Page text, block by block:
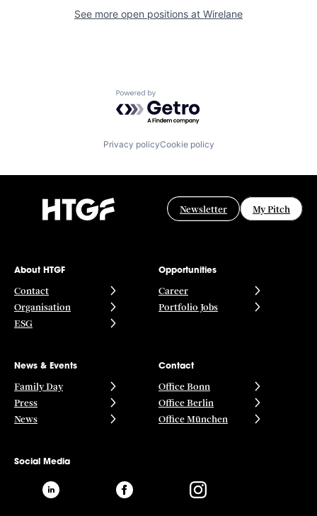
See more open positions at Wirelane
Powered by Getro.com
Privacy policyCookie policy
Newsletter My Pitch
About HTGF
Contact
Organisation
ESG
Opportunities
Career
Portfolio Jobs
News & Events
Family Day
Press
News
Contact
Office Bonn
Office Berlin
Office München
Social Media